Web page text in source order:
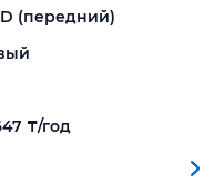
(передний)
₸/год